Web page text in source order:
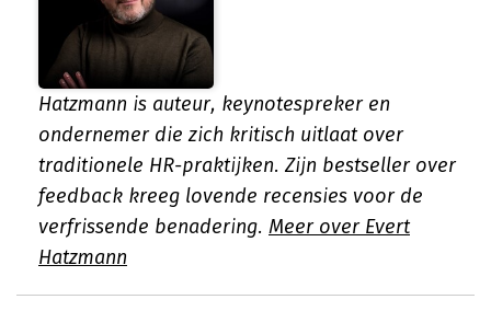
Hatzmann is auteur, keynotespreker en
ondernemer die zich kritisch uitlaat over
traditionele HR-praktijken. Zijn bestseller over
feedback kreeg lovende recensies voor de
verfrissende benadering. Meer over Evert
Hatzmann